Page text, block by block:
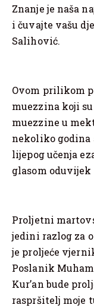
Znanje je naša
i čuvajte vašu
Salihović.
Ovom prilikom
muezzina koji
muezzine u
nekoliko godina
lijepog učenja
glasom oduvijek
Proljetni
jedini razlog za
je proljeće
Poslanik
Kur’an bude
raspršitelj moje